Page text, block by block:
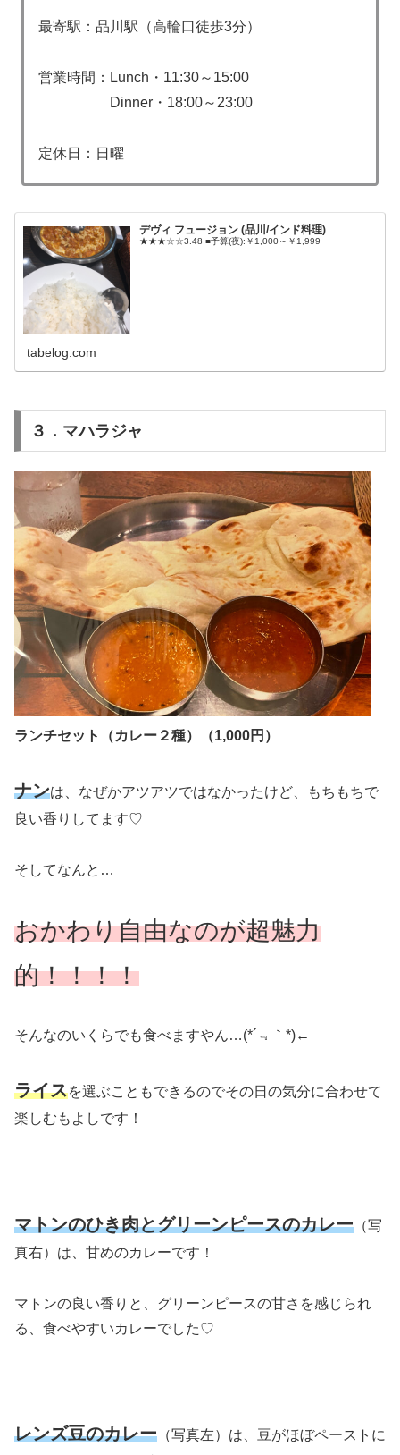
最寄駅：品川駅（高輪口徒歩3分）
営業時間：Lunch・11:30～15:00
Dinner・18:00～23:00
定休日：日曜
デヴィ フュージョン (品川/インド料理)
★★★☆☆3.48 ■予算(夜):￥1,000～￥1,999
tabelog.com
３．マハラジャ
ランチセット（カレー２種）（1,000円）
ナンは、なぜかアツアツではなかったけど、もちもちで
良い香りしてます♡
そしてなんと…
おかわり自由なのが超魅力
的！！！！
そんなのいくらでも食べますやん…(*´﹃｀*)←
ライスを選ぶこともできるのでその日の気分に合わせて
楽しむもよしです！
マトンのひき肉とグリーンピースのカレー （写
真右）は、甘めのカレーです！
マトンの良い香りと、グリーンピースの甘さを感じられ
る、食べやすいカレーでした♡
レンズ豆のカレー （写真左）は、豆がほぼペーストに